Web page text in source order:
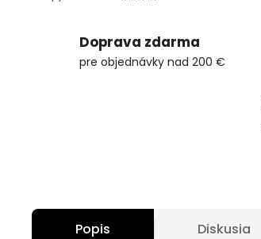
Doprava zdarma
pre objednávky nad 200 €
Popis Diskusia